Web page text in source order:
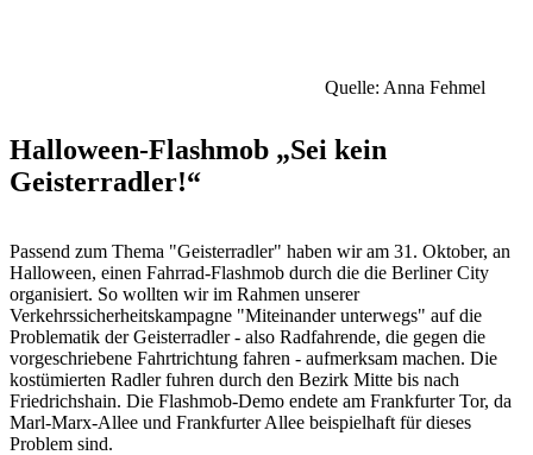
Quelle: Anna Fehmel
Halloween-Flashmob „Sei kein
Geisterradler!“
Passend zum Thema "Geisterradler" haben wir am 31. Oktober, an
Halloween, einen Fahrrad-Flashmob durch die die Berliner City
organisiert. So wollten wir im Rahmen unserer
Verkehrssicherheitskampagne "Miteinander unterwegs" auf die
Problematik der Geisterradler - also Radfahrende, die gegen die
vorgeschriebene Fahrtrichtung fahren - aufmerksam machen. Die
kostümierten Radler fuhren durch den Bezirk Mitte bis nach
Friedrichshain. Die Flashmob-Demo endete am Frankfurter Tor, da
Marl-Marx-Allee und Frankfurter Allee beispielhaft für dieses
Problem sind.